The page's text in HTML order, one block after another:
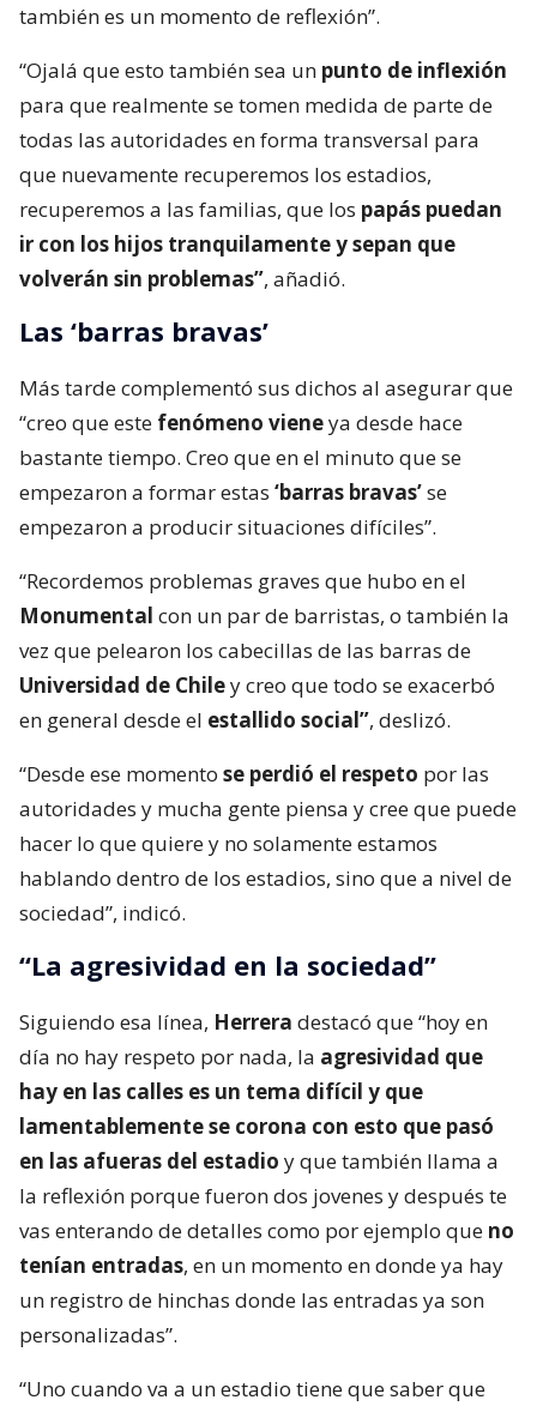
también es un momento de reflexión”.
“Ojalá que esto también sea un punto de inflexión
para que realmente se tomen medida de parte de
todas las autoridades en forma transversal para
que nuevamente recuperemos los estadios,
recuperemos a las familias, que los papás puedan
ir con los hijos tranquilamente y sepan que
volverán sin problemas”, añadió.
Las ‘barras bravas’
Más tarde complementó sus dichos al asegurar que
“creo que este fenómeno vieneya desde hace
bastante tiempo. Creo que en el minuto que se
empezaron a formar estas ‘barras bravas’se
empezaron a producir situaciones difíciles”.
“Recordemos problemas graves que hubo en el
Monumental con un par de barristas, o también la
vez que pelearon los cabecillas de las barras de
Universidad de Chiley creo que todo se exacerbó
en general desde el estallido social”, deslizó.
“Desde ese momento se perdió el respeto por las
autoridades y mucha gente piensa y cree que puede
hacer lo que quiere y no solamente estamos
hablando dentro de los estadios, sino que a nivel de
sociedad”, indicó.
“La agresividad en la sociedad”
Siguiendo esa línea, Herrera destacó que “hoy en
día no hay respeto por nada, la agresividad que
hay en las calles es un tema difícil y que
lamentablemente se corona con esto que pasó
en las afueras del estadio y que también llama a
la reflexión porque fueron dos jovenes y después te
vas enterando de detalles como por ejemplo que no
tenían entradas, en un momento en donde ya hay
un registro de hinchas donde las entradas ya son
personalizadas”.
“Uno cuando va a un estadio tiene que saber que